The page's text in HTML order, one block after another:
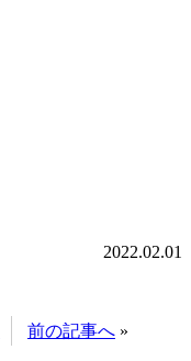
2022.02.01
前の記事へ »